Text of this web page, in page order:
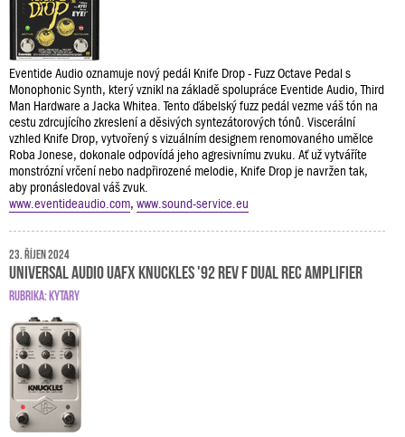
Eventide Audio oznamuje nový pedál Knife Drop - Fuzz Octave Pedal s
Monophonic Synth, který vznikl na základě spolupráce Eventide Audio, Third
Man Hardware a Jacka Whitea. Tento ďábelský fuzz pedál vezme váš tón na
cestu zdrcujícího zkreslení a děsivých syntezátorových tónů. Viscerální
vzhled Knife Drop, vytvořený s vizuálním designem renomovaného umělce
Roba Jonese, dokonale odpovídá jeho agresivnímu zvuku. Ať už vytváříte
monstrózní vrčení nebo nadpřirozené melodie, Knife Drop je navržen tak,
aby pronásledoval váš zvuk.
www.eventideaudio.com, www.sound-service.eu
23. říjen 2024
Universal Audio UAFX Knuckles '92 Rev F Dual Rec Amplifier
RUBRIKA:KYTARY